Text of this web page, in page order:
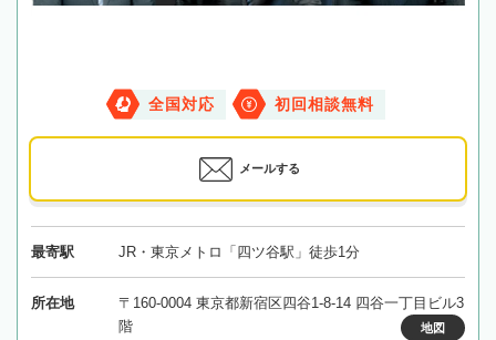
全国対応 初回相談無料
メールする
最寄駅 JR・東京メトロ「四ツ谷駅」徒歩1分
所在地
〒160-0004 東京都新宿区四谷1-8-14 四谷一丁目ビル3
階
地図